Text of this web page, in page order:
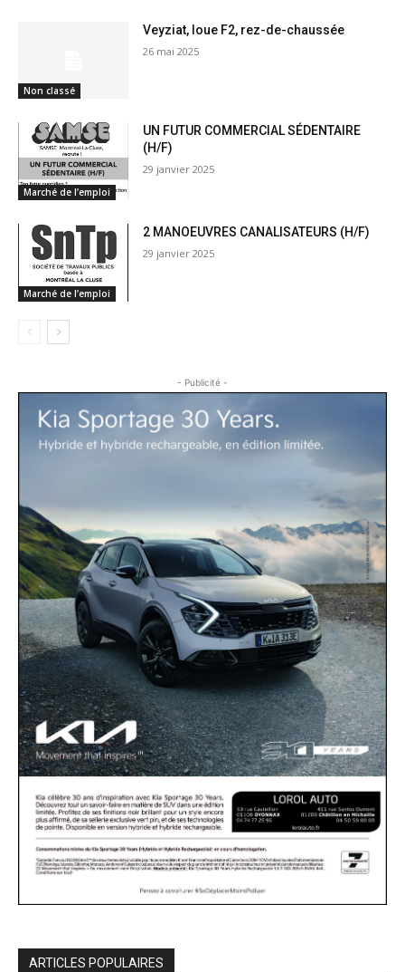
Non classé
Veyziat, loue F2, rez-de-chaussée
26 mai 2025
Marché de l’emploi
UN FUTUR COMMERCIAL SÉDENTAIRE
(H/F)
29 janvier 2025
Marché de l’emploi
2 MANOEUVRES CANALISATEURS (H/F)
29 janvier 2025
- Publicité -
ARTICLES POPULAIRES